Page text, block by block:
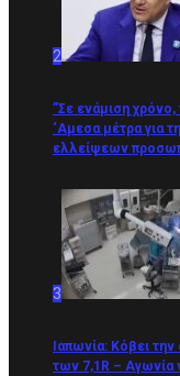
2
”Σε ενάμιση χρόνο,
‘Αμεσα μέτρα για
ελλείψεων
3
Ιαπωνία: Κόβει
των 7,1R – Αγωνία